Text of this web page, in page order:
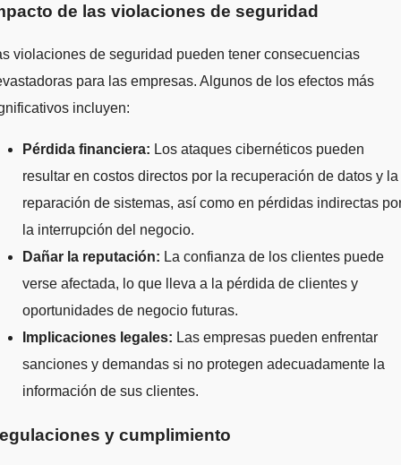
de las violaciones de seguridad
violaciones de seguridad pueden tener consecuencias
para las empresas. Algunos de los efectos más
incluyen:
Pérdida financiera: Los ataques cibernéticos pueden
resultar en costos directos por la recuperación de datos y la
reparación de sistemas, así como en pérdidas indirectas
la interrupción del negocio.
Dañar la reputación: La confianza de los clientes puede
verse afectada, lo que lleva a la pérdida de clientes y
oportunidades de negocio futuras.
Implicaciones legales: Las empresas pueden enfrentar
sanciones y demandas si no protegen adecuadamente la
información de sus clientes.
y cumplimiento